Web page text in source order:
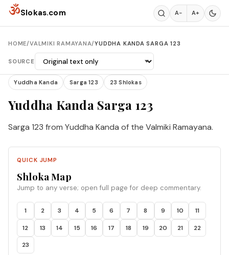
Skip to content
ॐSlokas.com A− A+
HOME/VALMIKI RAMAYANA/YUDDHA KANDA SARGA 123
SOURCE
Yuddha Kanda Sarga 123 23 Shlokas
Yuddha Kanda Sarga 123
Sarga 123 from Yuddha Kanda of the Valmiki Ramayana.
QUICK JUMP
Shloka Map
Jump to any verse; open full page for deep commentary.
1 2 3 4 5 6 7 8 9 10 11
12 13 14 15 16 17 18 19 20 21 22
23